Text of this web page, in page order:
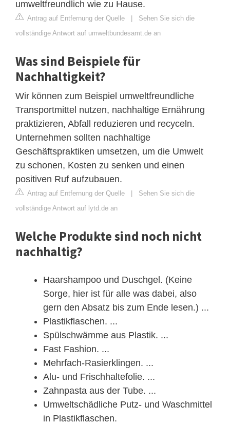
umweltfreundlich wie zu Hause.
Antrag auf Entfernung der Quelle | Sehen Sie sich die
vollständige Antwort auf umweltbundesamt.de an
Was sind Beispiele für
Nachhaltigkeit?
Wir können zum Beispiel umweltfreundliche
Transportmittel nutzen, nachhaltige Ernährung
praktizieren, Abfall reduzieren und recyceln.
Unternehmen sollten nachhaltige
Geschäftspraktiken umsetzen, um die Umwelt
zu schonen, Kosten zu senken und einen
positiven Ruf aufzubauen.
Antrag auf Entfernung der Quelle | Sehen Sie sich die
vollständige Antwort auf lytd.de an
Welche Produkte sind noch nicht
nachhaltig?
Haarshampoo und Duschgel. (Keine
Sorge, hier ist für alle was dabei, also
gern den Absatz bis zum Ende lesen.) ...
Plastikflaschen. ...
Spülschwämme aus Plastik. ...
Fast Fashion. ...
Mehrfach-Rasierklingen. ...
Alu- und Frischhaltefolie. ...
Zahnpasta aus der Tube. ...
Umweltschädliche Putz- und Waschmittel
in Plastikflaschen.